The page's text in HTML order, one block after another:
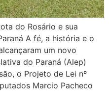
do Rosário e sua
A fé, a história e o
um novo
do Paraná (Alep)
o Projeto de Lei nº
Marcio Pacheco